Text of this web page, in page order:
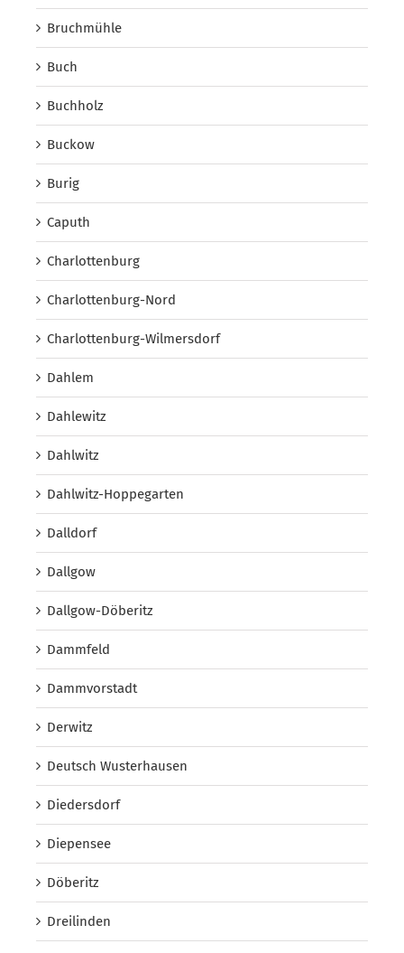
Bruchmühle
Buch
Buchholz
Buckow
Burig
Caputh
Charlottenburg
Charlottenburg-Nord
Charlottenburg-Wilmersdorf
Dahlem
Dahlewitz
Dahlwitz
Dahlwitz-Hoppegarten
Dalldorf
Dallgow
Dallgow-Döberitz
Dammfeld
Dammvorstadt
Derwitz
Deutsch Wusterhausen
Diedersdorf
Diepensee
Döberitz
Dreilinden